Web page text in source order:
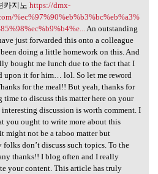
카지노 https://dmx-official
카지노 https://dmx-
%ec%97%90%eb%b3%bc%eb%a3%
An outstanding
just forwarded this onto a colleague
doing a little homework on this. And
bought me lunch due to the fact that I
upon it for him… lol. So let me reword
for the meal!! But yeah, thanks for
time to discuss this matter here on your
discussion is worth comment. I
you ought to write more about this
might not be a taboo matter but
don’t discuss such topics. To the
thanks!! I blog often and I really
your content. This article has truly